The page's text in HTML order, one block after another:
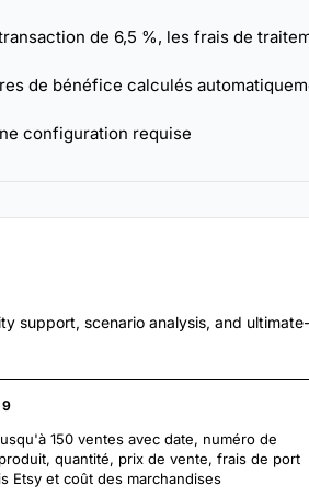
de 6,5 %, les frais de
de bénéfice calculés
configuration requise
support, scenario analysis, and
150 ventes avec date, numéro de
quantité, prix de vente, frais de port
Etsy et coût des marchandises